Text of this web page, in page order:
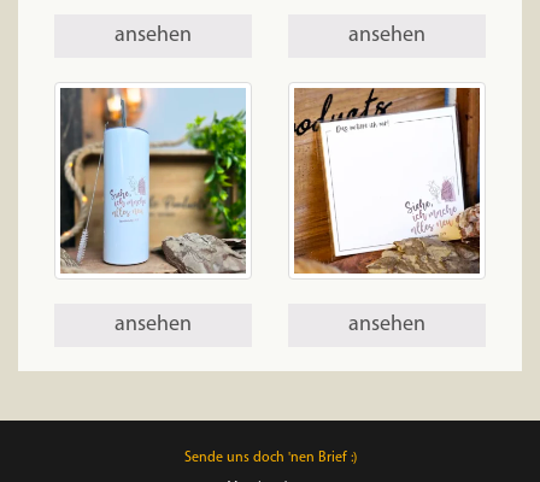
ansehen ansehen
ansehen ansehen
Sende uns doch 'nen Brief :)